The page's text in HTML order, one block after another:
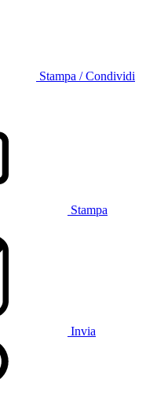
Stampa / Condividi
Stampa
Invia